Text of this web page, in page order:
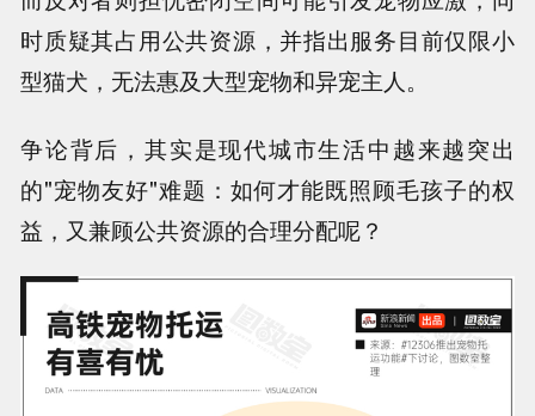
时质疑其占用公共资源，并指出服务目前仅限小
型猫犬，无法惠及大型宠物和异宠主人。
争论背后，其实是现代城市生活中越来越突出
的"宠物友好"难题： 如何才能既照顾毛孩子的权
益，又兼顾公共资源的合理分配呢？